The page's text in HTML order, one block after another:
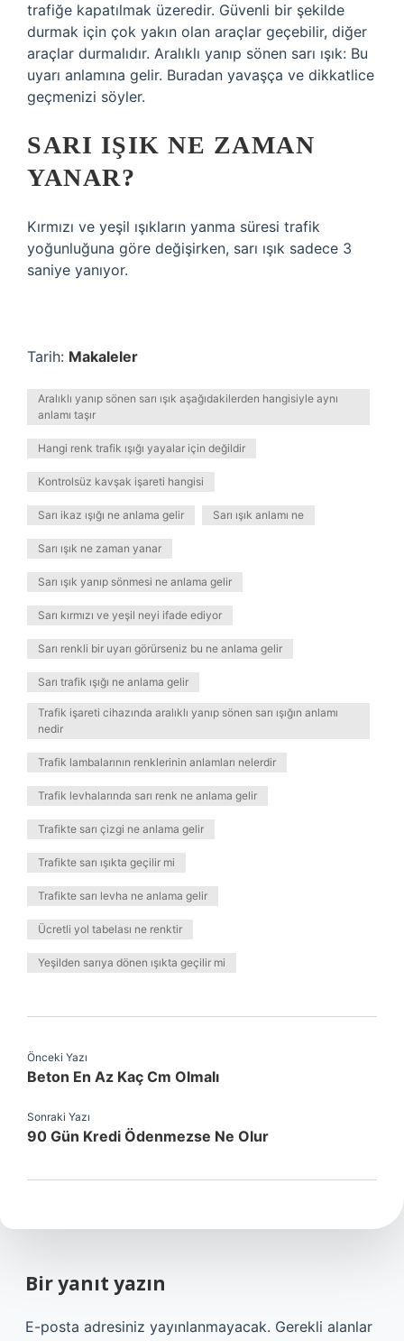
trafiğe kapatılmak üzeredir. Güvenli bir şekilde
durmak için çok yakın olan araçlar geçebilir, diğer
araçlar durmalıdır. Aralıklı yanıp sönen sarı ışık: Bu
uyarı anlamına gelir. Buradan yavaşça ve dikkatlice
geçmenizi söyler.
SARI IŞIK NE ZAMAN
YANAR?
Kırmızı ve yeşil ışıkların yanma süresi trafik
yoğunluğuna göre değişirken, sarı ışık sadece 3
saniye yanıyor.
Tarih: Makaleler
Aralıklı yanıp sönen sarı ışık aşağıdakilerden hangisiyle aynı
anlamı taşır
Hangi renk trafik ışığı yayalar için değildir
Kontrolsüz kavşak işareti hangisi
Sarı ikaz ışığı ne anlama gelir Sarı ışık anlamı ne
Sarı ışık ne zaman yanar
Sarı ışık yanıp sönmesi ne anlama gelir
Sarı kırmızı ve yeşil neyi ifade ediyor
Sarı renkli bir uyarı görürseniz bu ne anlama gelir
Sarı trafik ışığı ne anlama gelir
Trafik işareti cihazında aralıklı yanıp sönen sarı ışığın anlamı
nedir
Trafik lambalarının renklerinin anlamları nelerdir
Trafik levhalarında sarı renk ne anlama gelir
Trafikte sarı çizgi ne anlama gelir
Trafikte sarı ışıkta geçilir mi
Trafikte sarı levha ne anlama gelir
Ücretli yol tabelası ne renktir
Yeşilden sarıya dönen ışıkta geçilir mi
Önceki Yazı
Beton En Az Kaç Cm Olmalı
Sonraki Yazı
90 Gün Kredi Ödenmezse Ne Olur
Bir yanıt yazın
E-posta adresiniz yayınlanmayacak. Gerekli alanlar